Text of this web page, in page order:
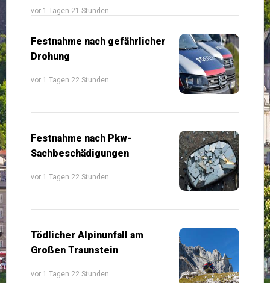
vor 1 Tagen 21 Stunden
Festnahme nach gefährlicher
Drohung
vor 1 Tagen 22 Stunden
Festnahme nach Pkw-
Sachbeschädigungen
vor 1 Tagen 22 Stunden
Tödlicher Alpinunfall am
Großen Traunstein
vor 1 Tagen 22 Stunden